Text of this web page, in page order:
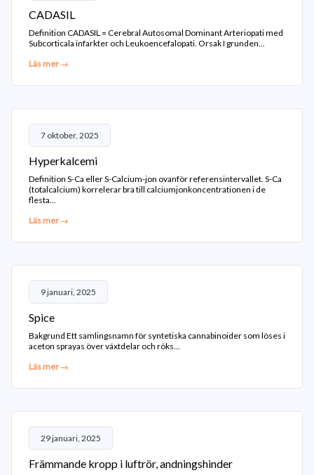
CADASIL
Definition CADASIL = Cerebral Autosomal Dominant Arteriopati med
Subcorticala infarkter och Leukoencefalopati. Orsak I grunden...
Läs mer →
7 oktober, 2025
Hyperkalcemi
Definition S-Ca eller S-Calcium-jon ovanför referensintervallet. S-Ca
(totalcalcium) korrelerar bra till calciumjonkoncentrationen i de
flesta...
Läs mer →
9 januari, 2025
Spice
Bakgrund Ett samlingsnamn för syntetiska cannabinoider som löses i
aceton sprayas över växtdelar och röks...
Läs mer →
29 januari, 2025
Främmande kropp i luftrör, andningshinder